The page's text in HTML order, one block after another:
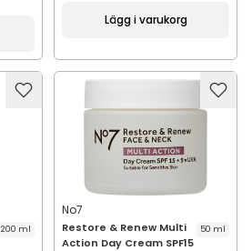
Lägg i varukorg
200 ml
No7
Restore & Renew Multi
Action Day Cream SPF15
50 ml